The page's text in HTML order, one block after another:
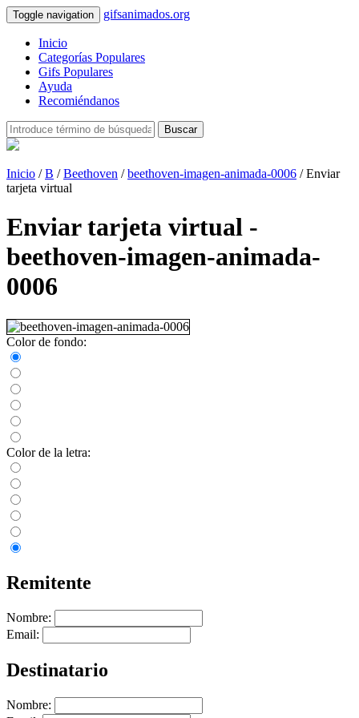
Toggle navigation gifsanimados.org
Inicio
Categorías Populares
Gifs Populares
Ayuda
Recomiéndanos
Buscar
Inicio /B /Beethoven /beethoven-imagen-animada-0006 / Enviar
tarjeta virtual
Enviar tarjeta virtual -
beethoven-imagen-animada-
0006
Color de fondo:
Color de la letra:
Remitente
Nombre:
Email:
Destinatario
Nombre: